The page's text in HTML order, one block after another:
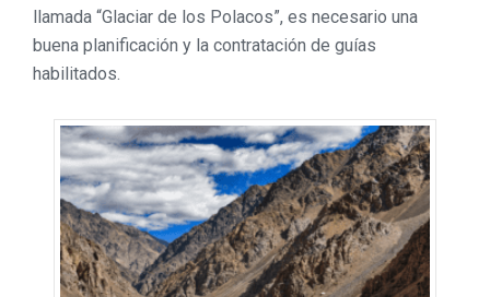
llamada “Glaciar de los Polacos”, es necesario una
buena planificación y la contratación de guías
habilitados.